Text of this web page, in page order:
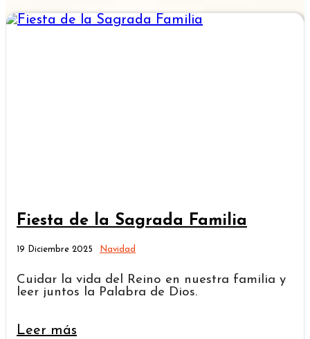
Fiesta de la Sagrada Familia
19 Diciembre 2025 Navidad
Cuidar la vida del Reino en nuestra familia y
leer juntos la Palabra de Dios.
Leer más